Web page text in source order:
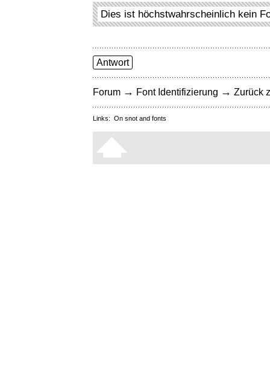
Dies ist höchstwahrscheinlich kein
Antwort
Forum → Font Identifizierung → Zurück
Links: On snot and fonts